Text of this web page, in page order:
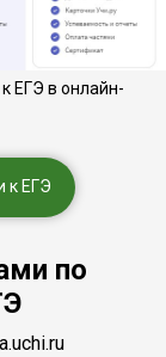
ЕГЭ в онлайн-
к ЕГЭ
по